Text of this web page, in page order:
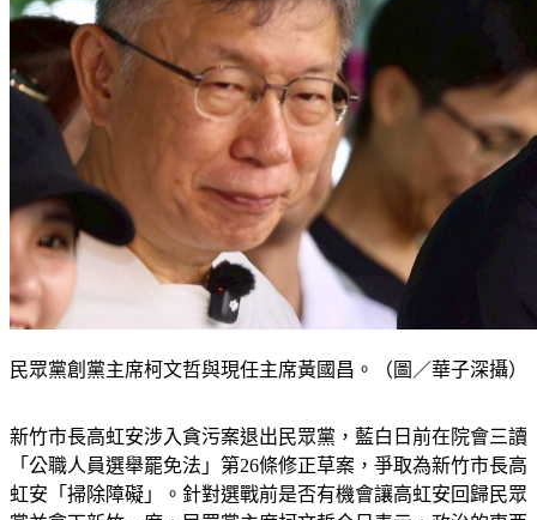
新竹市長高虹安涉入貪污案退出民眾黨，藍白日前在院會三讀
「公職人員選舉罷免法」第26條修正草案，爭取為新竹市長高